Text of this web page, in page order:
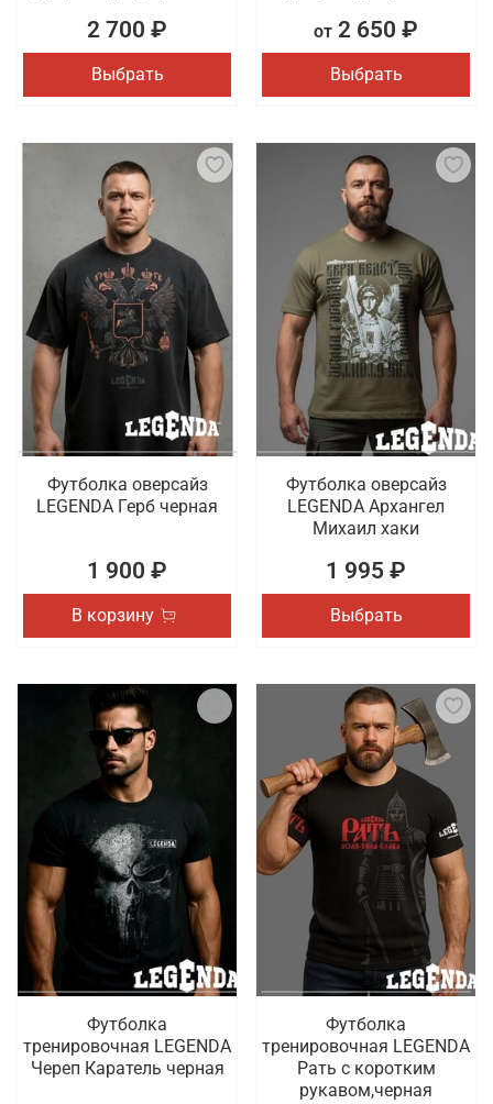
2 700 ₽
Выбрать
от 2 650 ₽
Выбрать
Футболка оверсайз
LEGENDA Герб черная
1 900 ₽
В корзину
Футболка оверсайз
LEGENDA Архангел
Михаил хаки
1 995 ₽
Выбрать
Футболка
тренировочная LEGENDA
Череп Каратель черная
Футболка
тренировочная LEGENDA
Рать с коротким
рукавом,черная